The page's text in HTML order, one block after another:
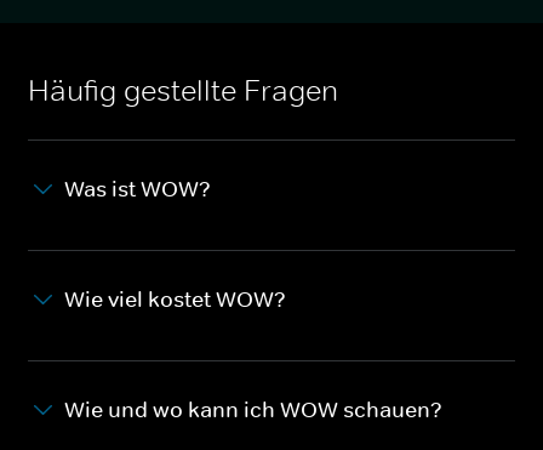
Häufig gestellte Fragen
Was ist WOW?
Wie viel kostet WOW?
Wie und wo kann ich WOW schauen?